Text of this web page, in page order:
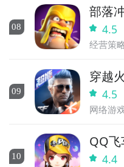
08
部落
4.5
经营策
09
穿越
4.5
网络游
10
QQ飞
4.4